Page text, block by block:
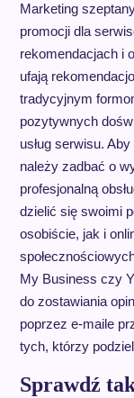
Marketing
promocji dla
rekomendacjach i
ufają
tradycyjnym
pozytywnych
usług serwisu.
należy zadbać o
profesjonalną
dzielić się swoimi
osobiście, jak i
My Business czy
do zostawiania
poprzez e-maile
tych, którzy
Sprawdź